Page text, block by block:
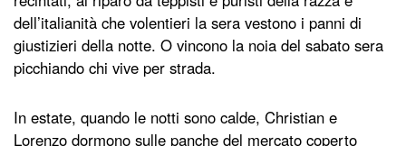
dell’italianità che volentieri la sera vestono i panni di
giustizieri della notte. O vincono la noia del sabato sera
picchiando chi vive per strada.
In estate, quando le notti sono calde, Christian e
Lorenzo dormono sulle panche del mercato coperto